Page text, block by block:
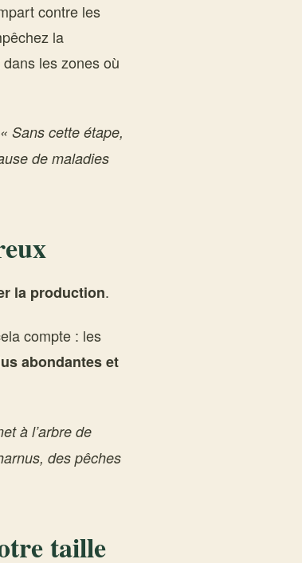
contre les
la
les zones où
« Sans cette étape,
de maladies
la production.
compte : les
abondantes et
à l’arbre de
des pêches
taille